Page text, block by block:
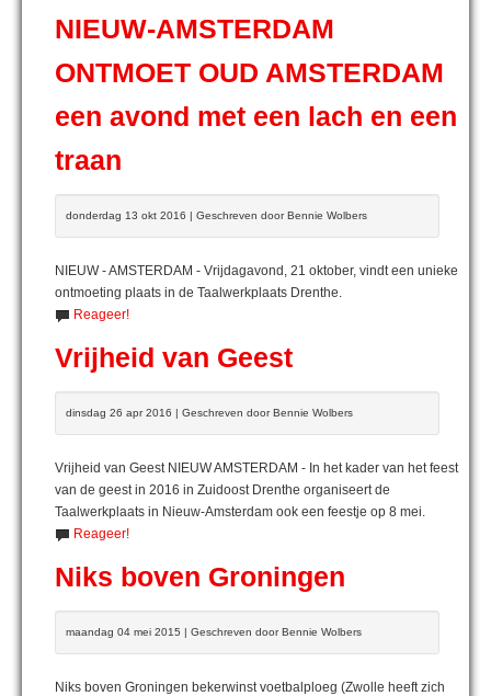
NIEUW-AMSTERDAM
ONTMOET OUD AMSTERDAM
een avond met een lach en een
traan
donderdag 13 okt 2016 | Geschreven door Bennie Wolbers
NIEUW - AMSTERDAM - Vrijdagavond, 21 oktober, vindt een unieke
ontmoeting plaats in de Taalwerkplaats Drenthe.
Reageer!
Vrijheid van Geest
dinsdag 26 apr 2016 | Geschreven door Bennie Wolbers
Vrijheid van Geest NIEUW AMSTERDAM - In het kader van het feest
van de geest in 2016 in Zuidoost Drenthe organiseert de
Taalwerkplaats in Nieuw-Amsterdam ook een feestje op 8 mei.
Reageer!
Niks boven Groningen
maandag 04 mei 2015 | Geschreven door Bennie Wolbers
Niks boven Groningen bekerwinst voetbalploeg (Zwolle heeft zich